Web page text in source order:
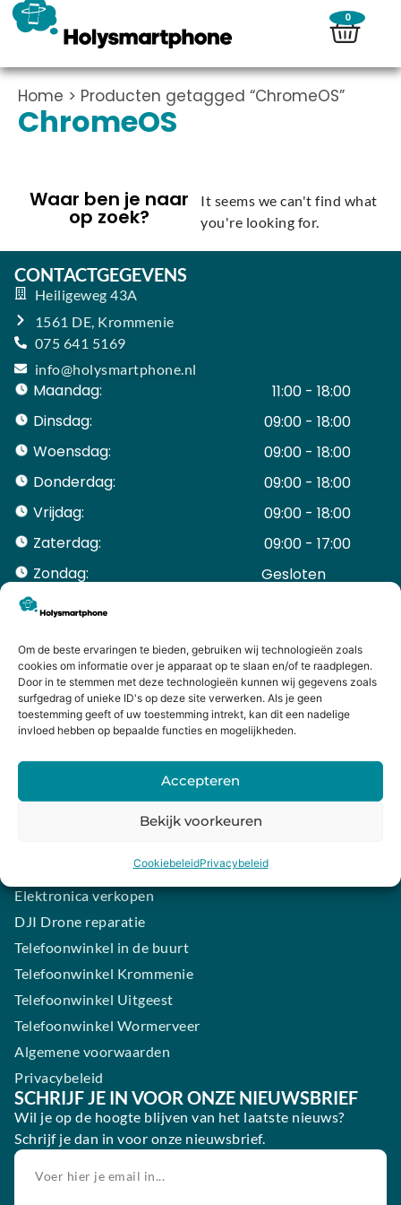
Om de beste ervaringen te bieden, gebruiken wij technologieën zoals
cookies om informatie over je apparaat op te slaan en/of te raadplegen.
Door in te stemmen met deze technologieën kunnen wij gegevens zoals
surfgedrag of unieke ID's op deze site verwerken. Als je geen
toestemming geeft of uw toestemming intrekt, kan dit een nadelige
invloed hebben op bepaalde functies en mogelijkheden.
Accepteren
Bekijk voorkeuren
CookiebeleidPrivacybeleid
0
Home > Producten getagged “ChromeOS”
ChromeOS
Waar ben je naar
op zoek?
It seems we can't find what
you're looking for.
CONTACTGEGEVENS
Heiligeweg 43A
1561 DE, Krommenie
075 641 5169
info@holysmartphone.nl
Maandag:
11:00 - 18:00
Dinsdag:
09:00 - 18:00
Woensdag:
09:00 - 18:00
Donderdag:
09:00 - 18:00
Vrijdag:
09:00 - 18:00
Zaterdag:
09:00 - 17:00
Zondag:
Gesloten ​ ​ ​ ​ ​ ​ ​
ACCOUNT
Mijn Account
Bestellingen
Mijn winkelwagen
HANDIGE LINKS
Levering en retourneren
Garantie
Contact
Samsung smartphone laten maken
Elektronica verkopen
DJI Drone reparatie
Telefoonwinkel in de buurt
Telefoonwinkel Krommenie
Telefoonwinkel Uitgeest
Telefoonwinkel Wormerveer
Algemene voorwaarden
Privacybeleid
SCHRIJF JE IN VOOR ONZE NIEUWSBRIEF
Wil je op de hoogte blijven van het laatste nieuws?
Schrijf je dan in voor onze nieuwsbrief.